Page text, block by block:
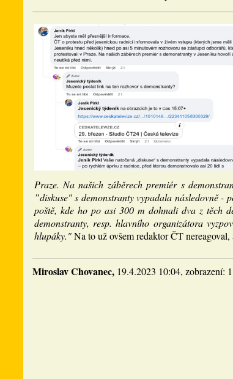
Praze. Na našich záběrech premiér s
”diskuse" s demonstranty vypadala následovně
poště, kde ho po asi 300 m dohnali dva z těch
demonstranty, resp. hlavního organizátora
hlupáky."Na to už ovšem redaktor ČT
Miroslav Chovanec, 19.4.2023 10:04, zobrazení: